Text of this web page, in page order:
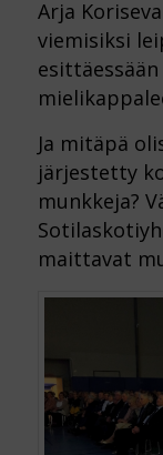
Arja
viemisiksi
Ja mitäpä
järjestetty
munkkeja?
maittavat